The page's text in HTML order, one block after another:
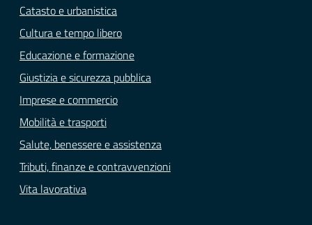
Catasto e urbanistica
Cultura e tempo libero
Educazione e formazione
Giustizia e sicurezza pubblica
Imprese e commercio
Mobilità e trasporti
Salute, benessere e assistenza
Tributi, finanze e contravvenzioni
Vita lavorativa